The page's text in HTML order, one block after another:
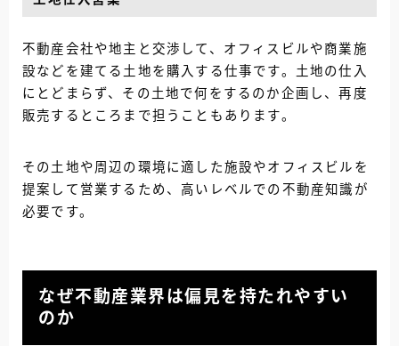
不動産会社や地主と交渉して、オフィスビルや商業施
設などを建てる土地を購入する仕事です。土地の仕入
にとどまらず、その土地で何をするのか企画し、再度
販売するところまで担うこともあります。
その土地や周辺の環境に適した施設やオフィスビルを
提案して営業するため、高いレベルでの不動産知識が
必要です。
なぜ不動産業界は偏見を持たれやすい
のか